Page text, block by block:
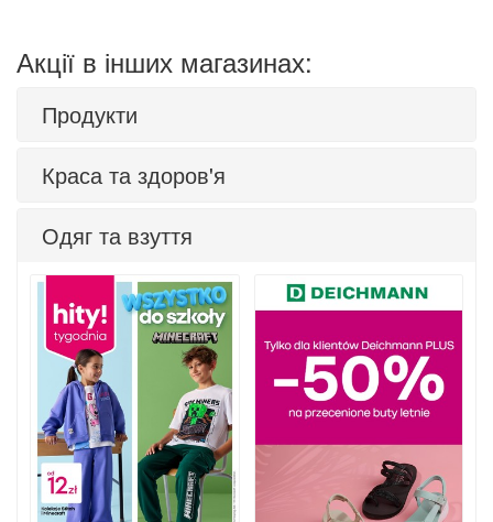
Акції в інших магазинах:
Продукти
Краса та здоров'я
Одяг та взуття